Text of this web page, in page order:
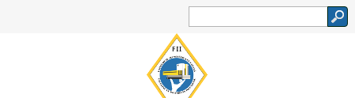
Jump to navigation
de
búsqueda